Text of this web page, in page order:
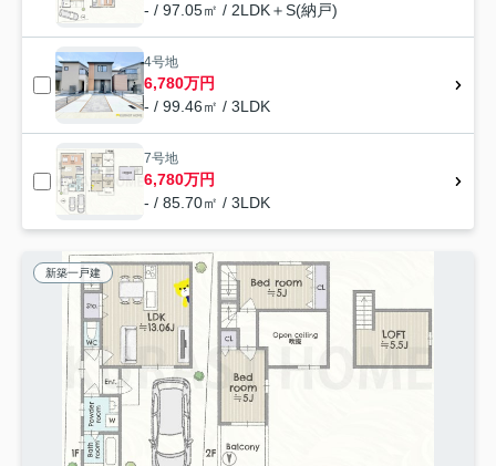
- / 97.05㎡ / 2LDK＋S(納戸)
4号地
6,780万円
- / 99.46㎡ / 3LDK
7号地
6,780万円
- / 85.70㎡ / 3LDK
新築一戸建